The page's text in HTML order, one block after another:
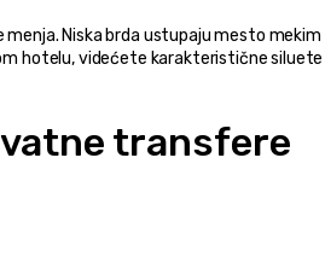
menja. Niska brda ustupaju mesto mekim
hotelu, videćete karakteristične siluete
transfere